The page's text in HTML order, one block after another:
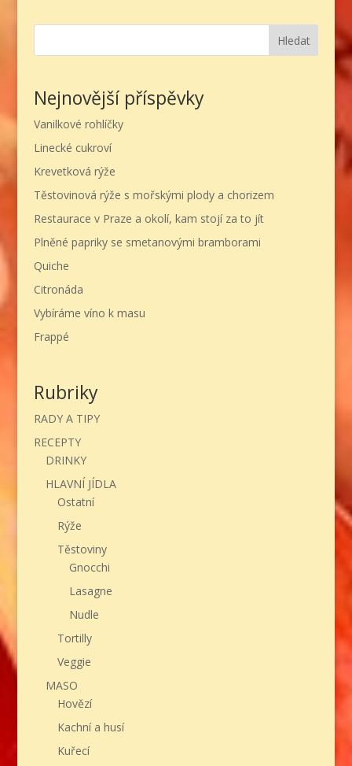
Hledat
Nejnovější příspěvky
Vanilkové rohlíčky
Linecké cukroví
Krevetková rýže
Těstovinová rýže s mořskými plody a chorizem
Restaurace v Praze a okolí, kam stojí za to jít
Plněné papriky se smetanovými bramborami
Quiche
Citronáda
Vybíráme víno k masu
Frappé
Rubriky
RADY A TIPY
RECEPTY
DRINKY
HLAVNÍ JÍDLA
Ostatní
Rýže
Těstoviny
Gnocchi
Lasagne
Nudle
Tortilly
Veggie
MASO
Hovězí
Kachní a husí
Kuřecí